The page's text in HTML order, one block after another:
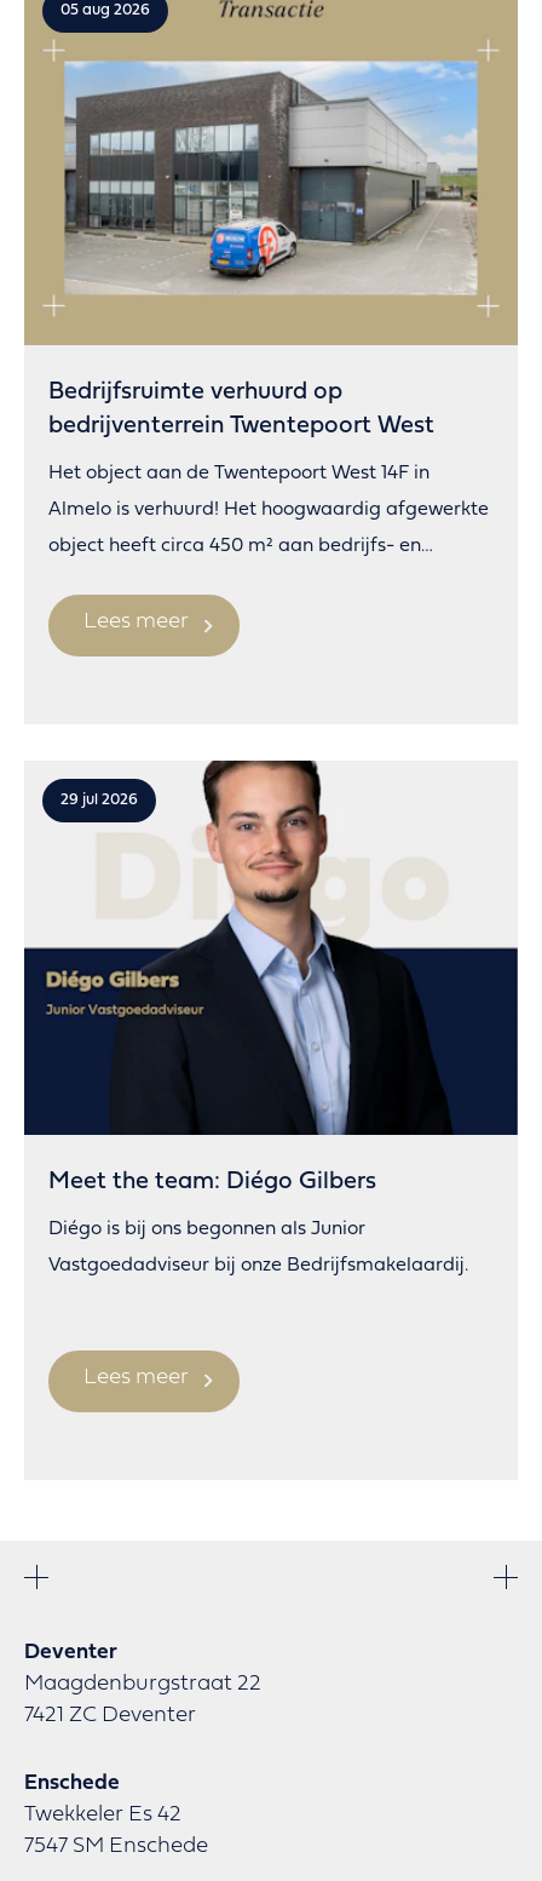
05 aug 2026
Bedrijfsruimte verhuurd op
bedrijventerrein Twentepoort West
Het object aan de Twentepoort West 14F in
Almelo is verhuurd! Het hoogwaardig afgewerkte
object heeft circa 450 m² aan bedrijfs- en
Lees meer
29 jul 2026
Meet the team: Diégo Gilbers
Diégo is bij ons begonnen als Junior
Vastgoedadviseur bij onze Bedrijfsmakelaardij.
Lees meer
Deventer
Maagdenburgstraat 22
7421 ZC Deventer
Enschede
Twekkeler Es 42
7547 SM Enschede